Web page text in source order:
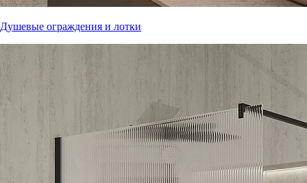
Душевые ограждения и лотки